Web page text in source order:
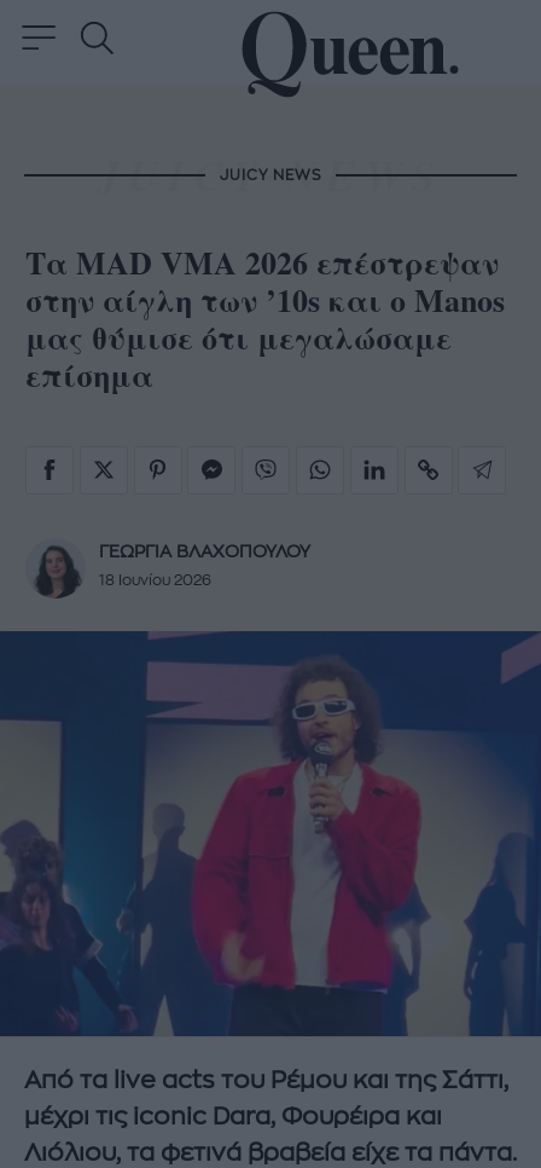
JUICY NEWS
Τα MAD VMA 2026 επέστρεψαν
στην αίγλη των ’10s και ο Manos
μας θύμισε ότι μεγαλώσαμε
επίσημα
ΓΕΩΡΓΙΑ ΒΛΑΧΟΠΟΥΛΟΥ
18 Ιουνίου 2026
Από τα live acts του Ρέμου και της Σάττι,
μέχρι τις iconic Dara, Φουρέιρα και
Λιόλιου, τα φετινά βραβεία είχε τα πάντα.